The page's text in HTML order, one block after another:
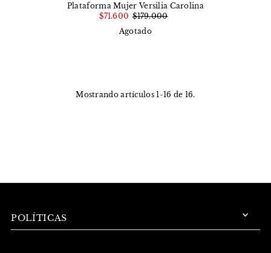
Plataforma Mujer Versilia Carolina
$71.600 $179.000
Agotado
Mostrando artículos 1-16 de 16.
POLÍTICAS